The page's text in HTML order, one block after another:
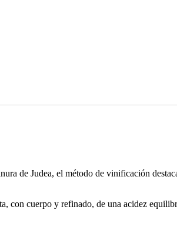
de Judea, el método de vinificación
con cuerpo y refinado, de una acidez